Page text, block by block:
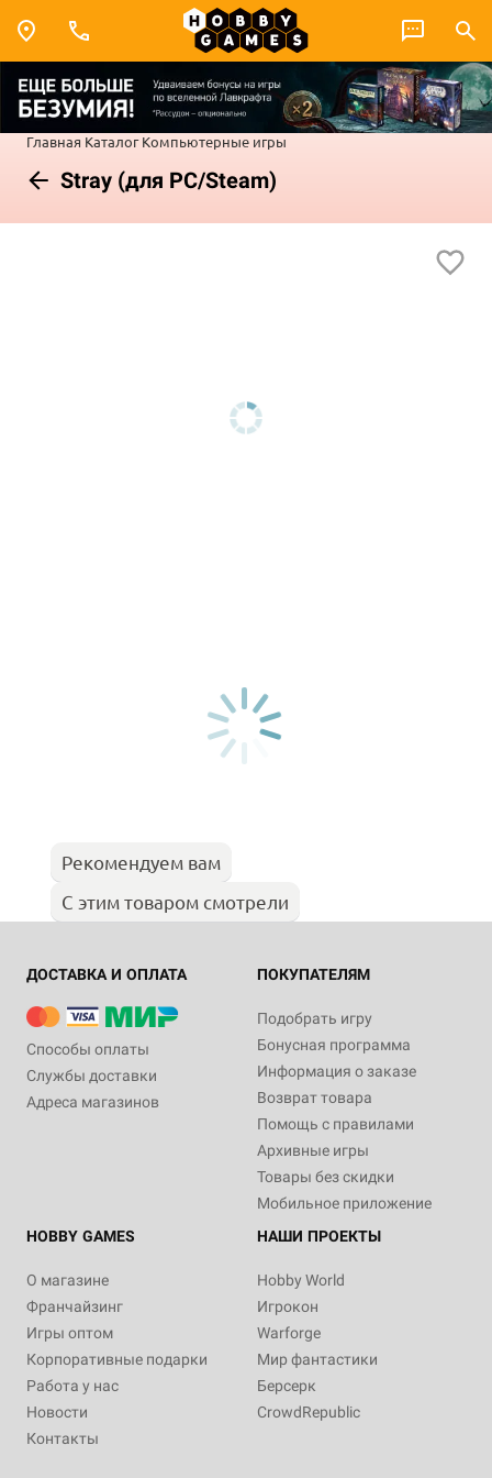
Главная Каталог Компьютерные игры
Stray (для PC/Steam)
Рекомендуем вам
С этим товаром смотрели
ДОСТАВКА И ОПЛАТА
Способы оплаты
Службы доставки
Адреса магазинов
ПОКУПАТЕЛЯМ
Подобрать игру
Бонусная программа
Информация о заказе
Возврат товара
Помощь с правилами
Архивные игры
Товары без скидки
Мобильное приложение
HOBBY GAMES
О магазине
Франчайзинг
Игры оптом
Корпоративные подарки
Работа у нас
Новости
Контакты
НАШИ ПРОЕКТЫ
Hobby World
Игрокон
Warforge
Мир фантастики
Берсерк
CrowdRepublic